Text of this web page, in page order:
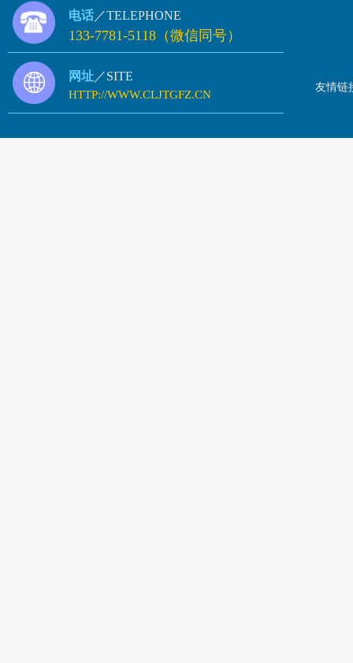
电话 ／TELEPHONE
133-7781-5118（微信同号）
网址 ／SITE
HTTP://WWW.CLJTGFZ.CN
友情链